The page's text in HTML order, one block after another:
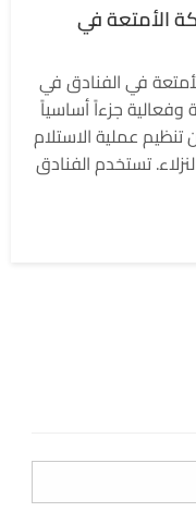
الأمتعة في
في الفنادق في
وفعالية جزءاً أساسياً
عملية الاستلام
تستخدم الفنادق